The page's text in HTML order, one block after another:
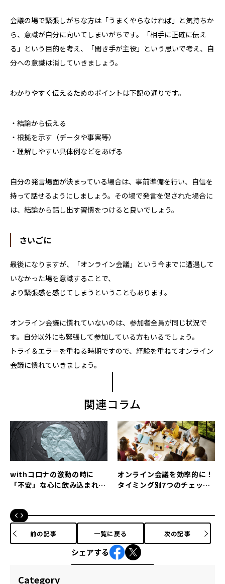
会議の場で緊張しがちな方は「うまくやらなければ」と気持ちか
ら、意識が自分に向いてしまいがちです。「相手に正確に伝え
る」という目的を考え、「聞き手が主役」という思いで考え、自
分への意識は消していきましょう。
わかりやすく伝えるためのポイントは下記の通りです。
・結論から伝える
・根拠を示す（データや事実等）
・理解しやすい具体例などをあげる
自分の発言場面が決まっている場合は、事前準備を行い、自信を
持って話せるようにしましょう。その場で発言を促された場合に
は、結論から話し出す習慣をつけると良いでしょう。
さいごに
最後になりますが、「オンライン会議」という今までに遭遇して
いなかった場を意識することで、
より緊張感を感じてしまうということもあります。
オンライン会議に慣れていないのは、参加者全員が同じ状況で
す。自分以外にも緊張して参加している方もいるでしょう。
トライ＆エラーを重ねる時期ですので、経験を重ねてオンライン
会議に慣れていきましょう。
Category
関連コラム
withコロナの激動の時に
「不安」な心に飲み込まれな
オンライン会議を効率的に！
タイミング別7つのチェック
前の記事 一覧に戻る 次の記事
シェアする